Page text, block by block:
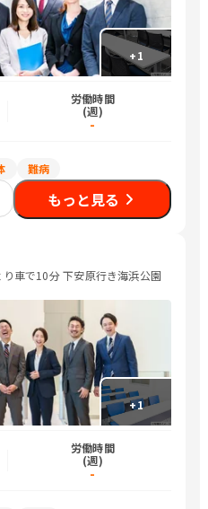
+1
労働時間
(週)
-
難病
もっと見る
車で10分 下安原行き海浜公園
+1
労働時間
(週)
-